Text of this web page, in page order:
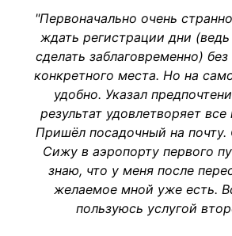
"Первоначально очень
ждать регистрации дни
сделать заблаговременно)
конкретного места. Но на
удобно. Указал
результат удовлетворяет все
Пришёл посадочный на почту.
Сижу в аэропорту первого
знаю, что у меня после
желаемое мной уже есть.
пользуюсь услугой